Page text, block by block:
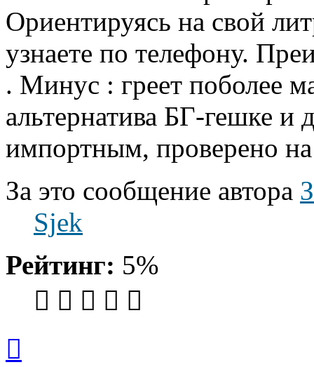
Ориентируясь на свой
узнаете по телефону.
. Минус : греет поболее
альтернатива БГ-гешке и
импортным, проверено на
За это сообщение автора
Sjek
Рейтинг: 5%
началу